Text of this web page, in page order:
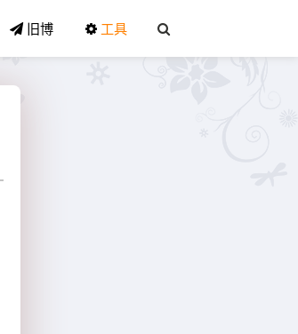
旧博 工具